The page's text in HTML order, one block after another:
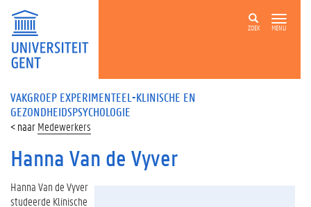
ZOEK MENU
VAKGROEP EXPERIMENTEEL-KLINISCHE EN
GEZONDHEIDSPSYCHOLOGIE
Medewerkers
Hanna Van de Vyver
Hanna Van de Vyver
studeerde Klinische